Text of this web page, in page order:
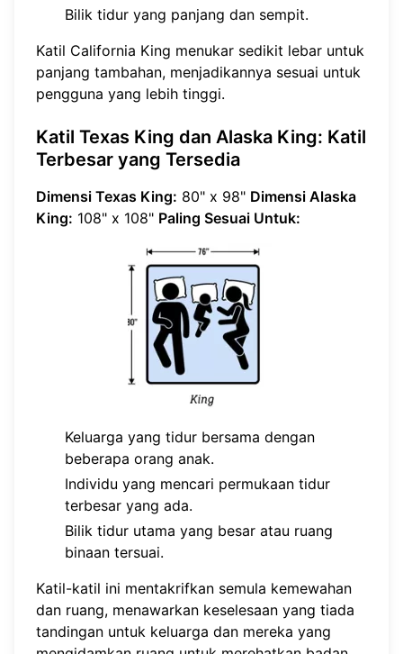
Bilik tidur yang panjang dan sempit.
Katil California King menukar sedikit lebar untuk
panjang tambahan, menjadikannya sesuai untuk
pengguna yang lebih tinggi.
Katil Texas King dan Alaska King: Katil
Terbesar yang Tersedia
Dimensi Texas King: 80" x 98" Dimensi Alaska
King: 108" x 108" Paling Sesuai Untuk:
Keluarga yang tidur bersama dengan
beberapa orang anak.
Individu yang mencari permukaan tidur
terbesar yang ada.
Bilik tidur utama yang besar atau ruang
binaan tersuai.
Katil-katil ini mentakrifkan semula kemewahan
dan ruang, menawarkan keselesaan yang tiada
tandingan untuk keluarga dan mereka yang